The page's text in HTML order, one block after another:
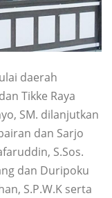
daerah
Tikke Raya
SM. dilanjutkan
dan Sarjo
S.Sos.
dan Duripoku
S.P.W.K serta